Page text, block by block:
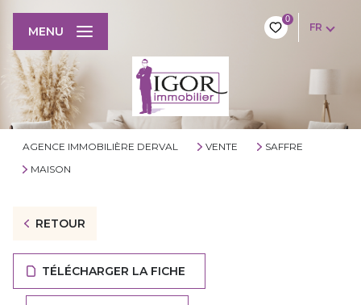
0
FR
MENU
AGENCE IMMOBILIÈRE DERVAL VENTE
SAFFRE
MAISON
RETOUR
TÉLÉCHARGER LA FICHE